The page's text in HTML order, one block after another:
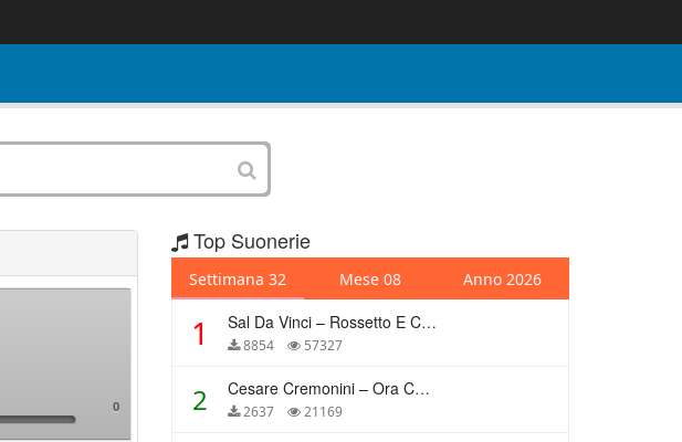
0
Top Suonerie
Settimana 32 Mese 08 Anno 2026
1 Sal Da Vinci – Rossetto E Caffè
8854 57327
2 Cesare Cremonini – Ora Che Non Ho Più Te
2637 21169